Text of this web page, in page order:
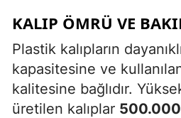
KALIP ÖMRÜ VE
Plastik kalıpların
kapasitesine ve
kalitesine bağlıdır.
üretilen kalıplar